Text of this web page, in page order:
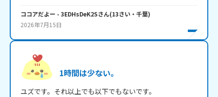
ココアだよー - 3EDHsDeK2Sさん(13さい・ 千葉)
2026年7月15日
1時間は少ない。
ユズです。それ以上でも以下でもないです。